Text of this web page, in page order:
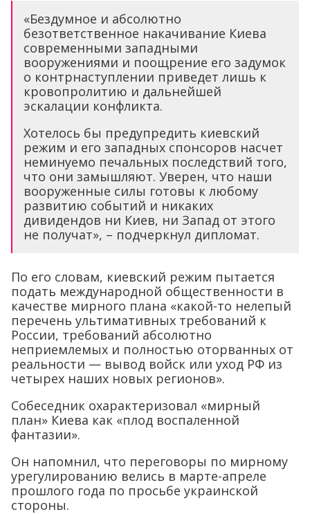
«Бездумное и абсолютно
безответственное накачивание Киева
современными западными
вооружениями и поощрение его задумок
о контрнаступлении приведет лишь к
кровопролитию и дальнейшей
эскалации конфликта.
Хотелось бы предупредить киевский
режим и его западных спонсоров насчет
неминуемо печальных последствий того,
что они замышляют. Уверен, что наши
вооруженные силы готовы к любому
развитию событий и никаких
дивидендов ни Киев, ни Запад от этого
не получат», – подчеркнул дипломат.
По его словам, киевский режим пытается
подать международной общественности в
качестве мирного плана «какой-то нелепый
перечень ультимативных требований к
России, требований абсолютно
неприемлемых и полностью оторванных от
реальности — вывод войск или уход РФ из
четырех наших новых регионов».
Собеседник охарактеризовал «мирный
план» Киева как «плод воспаленной
фантазии».
Он напомнил, что переговоры по мирному
урегулированию велись в марте-апреле
прошлого года по просьбе украинской
стороны.